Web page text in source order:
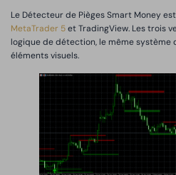
Le Détecteur de Pièges Smart Money
MetaTrader 5et TradingView. Les trois
logique de détection, le même système
éléments visuels.